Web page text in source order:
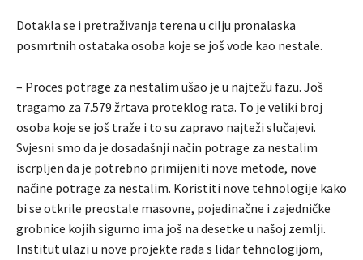
Dotakla se i pretraživanja terena u cilju pronalaska
posmrtnih ostataka osoba koje se još vode kao nestale.
– Proces potrage za nestalim ušao je u najtežu fazu. Još
tragamo za 7.579 žrtava proteklog rata. To je veliki broj
osoba koje se još traže i to su zapravo najteži slučajevi.
Svjesni smo da je dosadašnji način potrage za nestalim
iscrpljen da je potrebno primijeniti nove metode, nove
načine potrage za nestalim. Koristiti nove tehnologije kako
bi se otkrile preostale masovne, pojedinačne i zajedničke
grobnice kojih sigurno ima još na desetke u našoj zemlji.
Institut ulazi u nove projekte rada s lidar tehnologijom,